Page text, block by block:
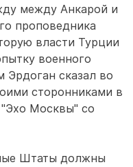
между Анкарой и
проповедника
власти Турции
военного
Эрдоган сказал во
сторонниками в
"Эхо Москвы" со
Штаты должны